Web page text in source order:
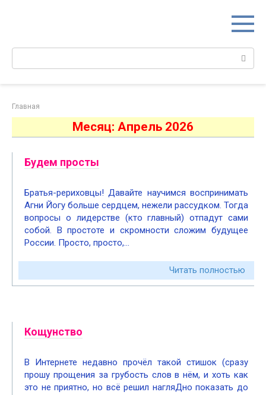
Поиск:
Главная
Месяц: Апрель 2026
Будем просты
Братья-рериховцы! Давайте научимся воспринимать
Агни Йогу больше сердцем, нежели рассудком. Тогда
вопросы о лидерстве (кто главный) отпадут сами
собой. В простоте и скромности сложим будущее
России. Просто, просто,…
Читать полностью
Кощунство
В Интернете недавно прочёл такой стишок (сразу
прошу прощения за грубость слов в нём, и хоть как
это не приятно, но всё решил нагляДно показать до